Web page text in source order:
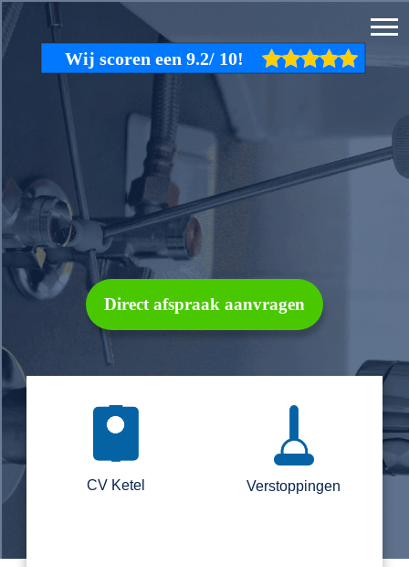
Direct afspraak aanvragen
CV Ketel Verstoppingen